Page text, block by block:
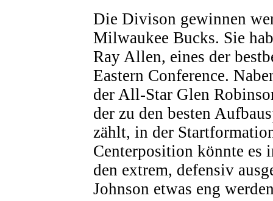
Die Divison gewinnen
Milwaukee Bucks. Sie
Ray Allen, eines der
Eastern Conference.
der All-Star Glen
der zu den besten
zählt, in der
Centerposition könnte es
den extrem, defensiv
Johnson etwas eng